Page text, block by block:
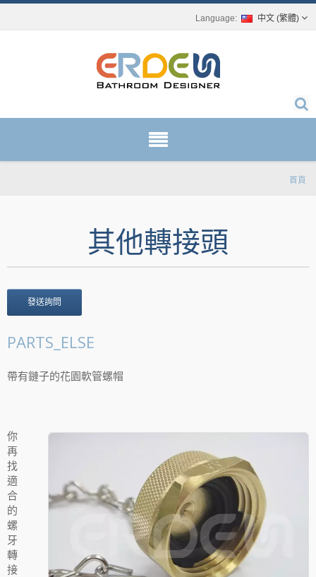
中文 (繁體)
首頁
其他轉接頭
發送詢問
PARTS_ELSE
帶有鏈子的花園軟管螺帽
你
再
找
適
合
的
螺
牙
轉
接